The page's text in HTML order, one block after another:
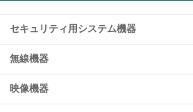
セキュリティ用システム機器
無線機器
映像機器